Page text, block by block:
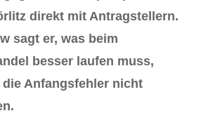
direkt mit Antragstellern.
sagt er, was beim
besser laufen muss,
Anfangsfehler nicht